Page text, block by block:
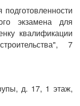
экзамена для
квалификации
7
д. 17, 1 этаж,